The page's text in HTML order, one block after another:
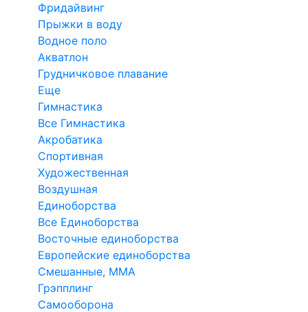
Фридайвинг
Прыжки в воду
Водное поло
Акватлон
Грудничковое плавание
Еще
Гимнастика
Все Гимнастика
Акробатика
Спортивная
Художественная
Воздушная
Единоборства
Все Единоборства
Восточные единоборства
Европейские единоборства
Смешанные, ММА
Грэпплинг
Самооборона